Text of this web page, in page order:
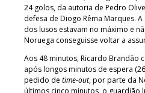
24 golos, da autoria de Pedro
defesa de Diogo Rêma Marques.
dos lusos estavam no máximo e
Noruega conseguisse voltar a
Aos 48 minutos, Ricardo Brandão
após longos minutos de espera
pedido de time-out, por parte da
últimos cinco minutos, o guardião